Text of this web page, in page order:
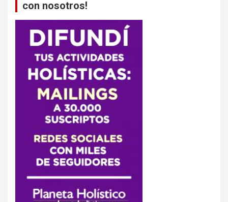
con nosotros!